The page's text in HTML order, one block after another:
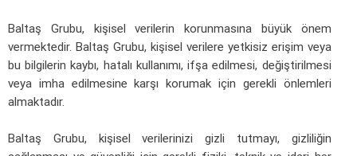
Baltaş Grubu, kişisel verilerin korunmasına büyük önem
vermektedir. Baltaş Grubu, kişisel verilere yetkisiz erişim veya
bu bilgilerin kaybı, hatalı kullanımı, ifşa edilmesi, değiştirilmesi
veya imha edilmesine karşı korumak için gerekli önlemleri
almaktadır.
Baltaş Grubu, kişisel verilerinizi gizli tutmayı, gizliliğin